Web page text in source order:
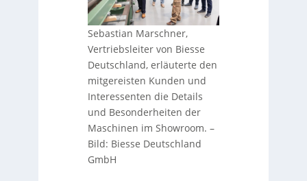
Sebastian Marschner,
Vertriebsleiter von Biesse
Deutschland, erläuterte den
mitgereisten Kunden und
Interessenten die Details
und Besonderheiten der
Maschinen im Showroom. –
Bild: Biesse Deutschland
GmbH